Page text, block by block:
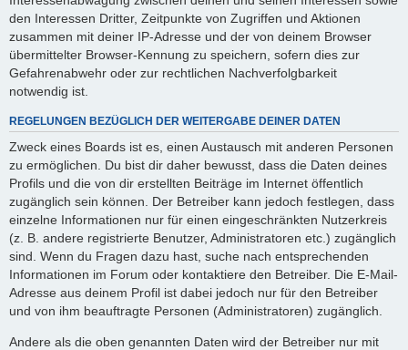
den Interessen Dritter, Zeitpunkte von Zugriffen und Aktionen
zusammen mit deiner IP-Adresse und der von deinem Browser
übermittelter Browser-Kennung zu speichern, sofern dies zur
Gefahrenabwehr oder zur rechtlichen Nachverfolgbarkeit
notwendig ist.
REGELUNGEN BEZÜGLICH DER WEITERGABE DEINER DATEN
Zweck eines Boards ist es, einen Austausch mit anderen Personen
zu ermöglichen. Du bist dir daher bewusst, dass die Daten deines
Profils und die von dir erstellten Beiträge im Internet öffentlich
zugänglich sein können. Der Betreiber kann jedoch festlegen, dass
einzelne Informationen nur für einen eingeschränkten Nutzerkreis
(z. B. andere registrierte Benutzer, Administratoren etc.) zugänglich
sind. Wenn du Fragen dazu hast, suche nach entsprechenden
Informationen im Forum oder kontaktiere den Betreiber. Die E-Mail-
Adresse aus deinem Profil ist dabei jedoch nur für den Betreiber
und von ihm beauftragte Personen (Administratoren) zugänglich.
Andere als die oben genannten Daten wird der Betreiber nur mit